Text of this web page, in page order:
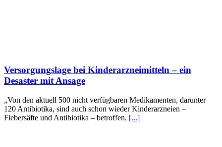
Versorgungslage bei Kinderarzneimitteln – ein
Desaster mit Ansage
„Von den aktuell 500 nicht verfügbaren Medikamenten, darunter
120 Antibiotika, sind auch schon wieder Kinderarzneien –
Fiebersäfte und Antibiotika – betroffen, [...]